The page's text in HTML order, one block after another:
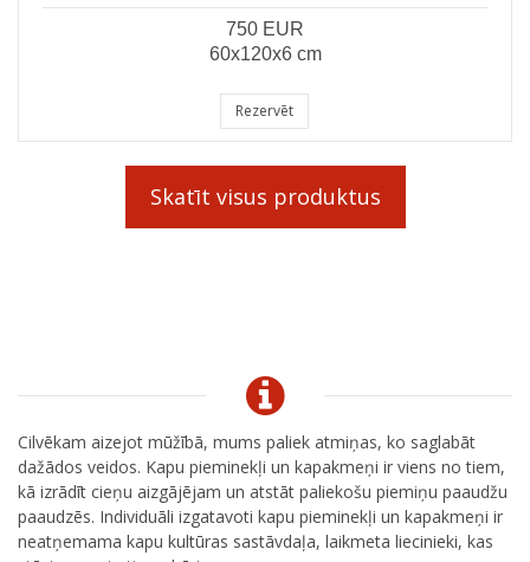
750 EUR
60x120x6 cm
Rezervēt
Skatīt visus produktus
Cilvēkam aizejot mūžībā, mums paliek atmiņas, ko saglabāt
dažādos veidos. Kapu pieminekļi un kapakmeņi ir viens no tiem,
kā izrādīt cieņu aizgājējam un atstāt paliekošu piemiņu paaudžu
paaudzēs. Individuāli izgatavoti kapu pieminekļi un kapakmeņi ir
neatņemama kapu kultūras sastāvdaļa, laikmeta liecinieki, kas